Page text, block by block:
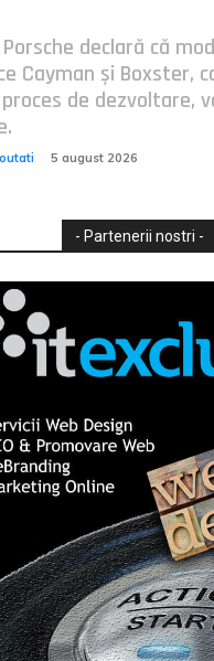
Porsche declară că
Cayman și Boxster,
de dezvoltare,
5 august 2026
- Partenerii nostri -